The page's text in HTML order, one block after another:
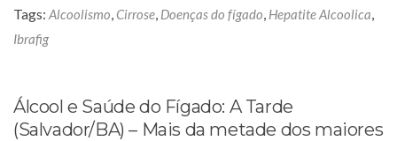
Tags: Alcoolismo,Cirrose, Doenças do fígado, Hepatite Alcoolica,
Ibrafig
Álcool e Saúde do Fígado: A Tarde
(Salvador/BA) – Mais da metade dos maiores